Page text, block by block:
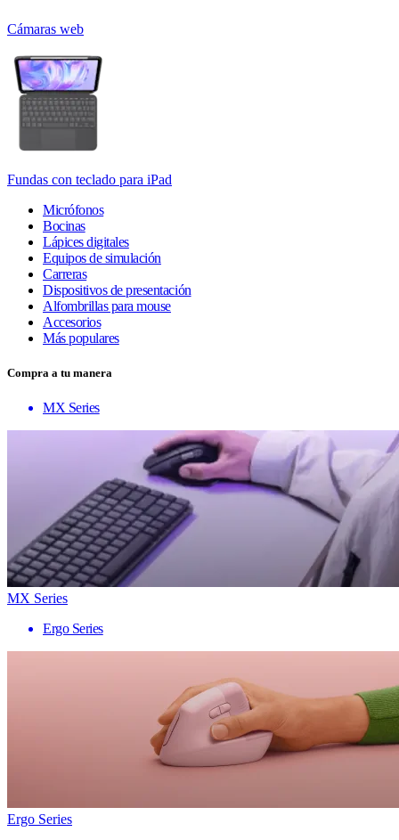
Cámaras web
Fundas con teclado para iPad
Micrófonos
Bocinas
Lápices digitales
Equipos de simulación
Carreras
Dispositivos de presentación
Alfombrillas para mouse
Accesorios
Más populares
Compra a tu manera
MX Series
MX Series
Ergo Series
Ergo Series